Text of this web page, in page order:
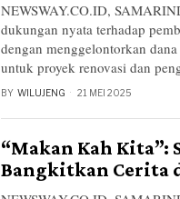
NEWSWAY.CO.ID,
dukungan nyata terhadap
dengan menggelontorkan
untuk proyek renovasi dan
BY WILUJENG 21 MEI 2025
“Makan Kah Kita”:
Bangkitkan Cerita